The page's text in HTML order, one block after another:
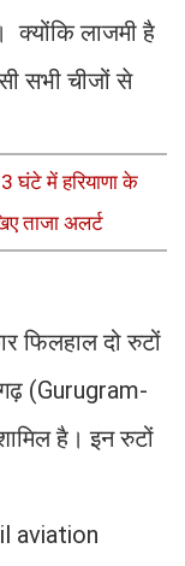
क्योंकि लाजमी है
सभी चीजों से
में हरियाणा के
ताजा अलर्ट
फिलहाल दो रुटों
(Gurugram-
है। इन रुटों
aviation